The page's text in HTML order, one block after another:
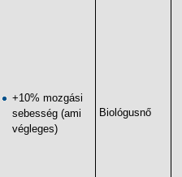
+10% mozgási
sebesség (ami
végleges)
Biológusnő